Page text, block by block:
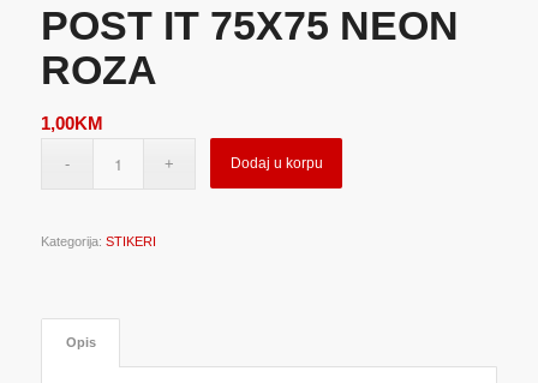
POST IT 75X75 NEON
ROZA
1,00KM
Dodaj u korpu
Kategorija: STIKERI
Opis